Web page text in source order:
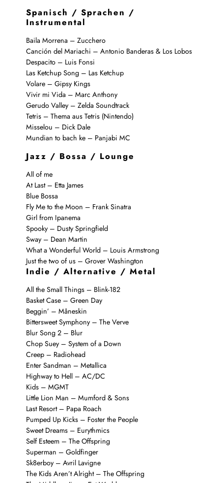
Spanisch / Sprachen /
Instrumental
Baila Morrena – Zucchero
Canción del Mariachi – Antonio Banderas & Los Lobos
Despacito – Luis Fonsi
Las Ketchup Song – Las Ketchup
Volare – Gipsy Kings
Vivir mi Vida – Marc Anthony
Gerudo Valley – Zelda Soundtrack
Tetris – Thema aus Tetris (Nintendo)
Misselou – Dick Dale
Mundian to bach ke – Panjabi MC
Jazz / Bossa / Lounge
All of me
At Last – Etta James
Blue Bossa
Fly Me to the Moon – Frank Sinatra
Girl from Ipanema
Spooky – Dusty Springfield
Sway – Dean Martin
What a Wonderful World – Louis Armstrong
Just the two of us – Grover Washington
Indie / Alternative / Metal
All the Small Things – Blink-182
Basket Case – Green Day
Beggin’ – Måneskin
Bittersweet Symphony – The Verve
Blur Song 2 – Blur
Chop Suey – System of a Down
Creep – Radiohead
Enter Sandman – Metallica
Highway to Hell – AC/DC
Kids – MGMT
Little Lion Man – Mumford & Sons
Last Resort – Papa Roach
Pumped Up Kicks – Foster the People
Sweet Dreams – Eurythmics
Self Esteem – The Offspring
Superman – Goldfinger
Sk8erboy – Avril Lavigne
The Kids Aren’t Alright – The Offspring